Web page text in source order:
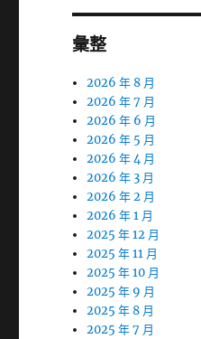
彙整
2026 年 8 月
2026 年 7 月
2026 年 6 月
2026 年 5 月
2026 年 4 月
2026 年 3 月
2026 年 2 月
2026 年 1 月
2025 年 12 月
2025 年 11 月
2025 年 10 月
2025 年 9 月
2025 年 8 月
2025 年 7 月